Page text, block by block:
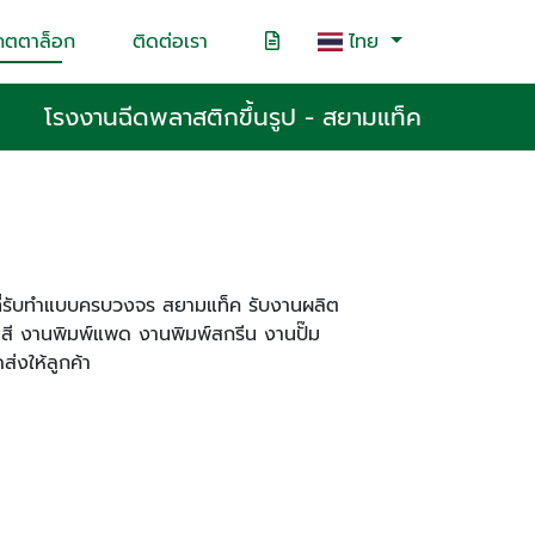
ตตาล็อก ติดต่อเรา ไทย
โรงงานฉีดพลาสติกขึ้นรูป - สยามแท็ค
บทำแบบครบวงจร สยามแท็ค รับงานผลิต
งานพิมพ์แพด งานพิมพ์สกรีน งานปั๊ม
งให้ลูกค้า